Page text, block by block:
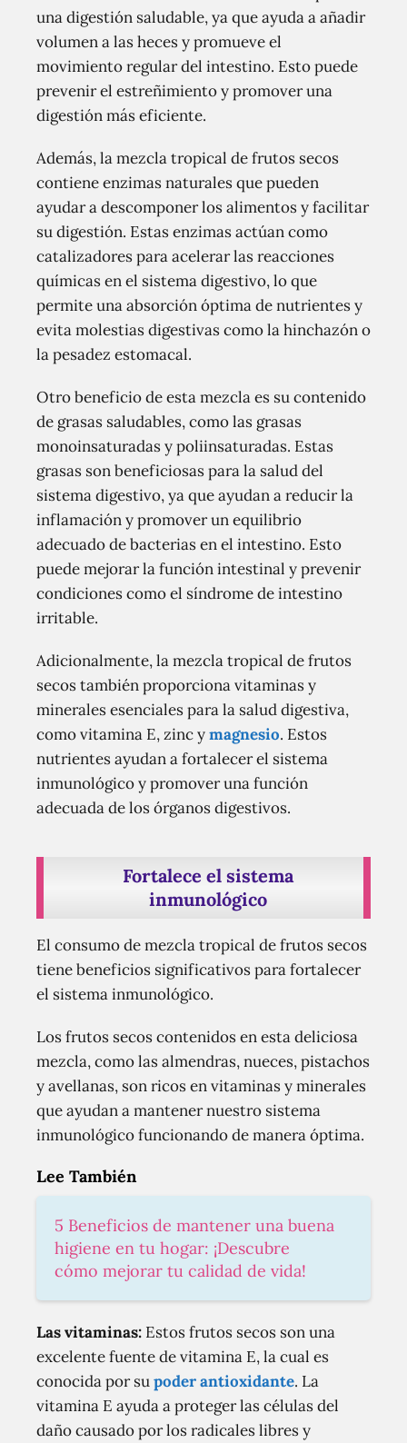
una digestión saludable, ya que ayuda a añadir
volumen a las heces y promueve el
movimiento regular del intestino. Esto puede
prevenir el estreñimiento y promover una
digestión más eficiente.
Además, la mezcla tropical de frutos secos
contiene enzimas naturales que pueden
ayudar a descomponer los alimentos y facilitar
su digestión. Estas enzimas actúan como
catalizadores para acelerar las reacciones
químicas en el sistema digestivo, lo que
permite una absorción óptima de nutrientes y
evita molestias digestivas como la hinchazón o
la pesadez estomacal.
Otro beneficio de esta mezcla es su contenido
de grasas saludables, como las grasas
monoinsaturadas y poliinsaturadas. Estas
grasas son beneficiosas para la salud del
sistema digestivo, ya que ayudan a reducir la
inflamación y promover un equilibrio
adecuado de bacterias en el intestino. Esto
puede mejorar la función intestinal y prevenir
condiciones como el síndrome de intestino
irritable.
Adicionalmente, la mezcla tropical de frutos
secos también proporciona vitaminas y
minerales esenciales para la salud digestiva,
como vitamina E, zinc ymagnesio. Estos
nutrientes ayudan a fortalecer el sistema
inmunológico y promover una función
adecuada de los órganos digestivos.
Fortalece el sistema
inmunológico
El consumo de mezcla tropical de frutos secos
tiene beneficios significativos para fortalecer
el sistema inmunológico.
Los frutos secos contenidos en esta deliciosa
mezcla, como las almendras, nueces, pistachos
y avellanas, son ricos en vitaminas y minerales
que ayudan a mantener nuestro sistema
inmunológico funcionando de manera óptima.
Lee También
5 Beneficios de mantener una buena
higiene en tu hogar: ¡Descubre
cómo mejorar tu calidad de vida!
Las vitaminas: Estos frutos secos son una
excelente fuente de vitamina E, la cual es
conocida por supoder antioxidante. La
vitamina E ayuda a proteger las células del
daño causado por los radicales libres y